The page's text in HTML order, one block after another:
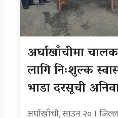
अर्घाखाँचीमा
लागि निःशुल्क
भाडा दरसूची
अर्घाखाँची, साउन २० ।